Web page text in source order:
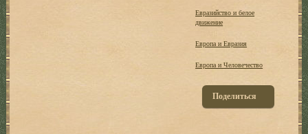
Евразийство и белое
движение
Европа и Евразия
Европа и Человечество
Поделиться